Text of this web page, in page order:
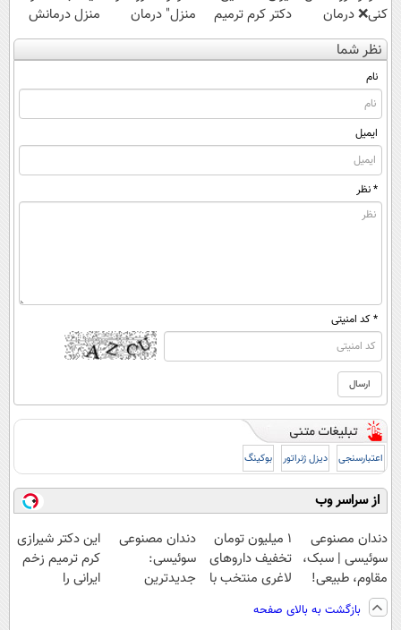
کنی❌ درمان
بدون جراحی و
قرص
(پرسشنامه)
دکتر کرم ترمیم
کننده 23 روزه
ساخت!
منزل" درمان
کنی؟ (◂فیلم +
◂پرسش‌نامه)
منزل درمانش
کن
(◀پرسش‌نامه)
نظر شما
نام
ایمیل
* نظر
* کد امنیتی
اعتبارسنجی دیزل ژنراتور بوکینگ
از سراسر وب
دندان مصنوعی
سوئیسی | سبک،
مقاوم، طبیعی!
ویزیت
رایگان+پرداخت
۱ میلیون تومان
تخفیف داروهای
لاغری منتخب با
داروخانه نزدیکت
دندان مصنوعی
سوئیسی:
جدیدترین
این دکتر شیرازی
کرم ترمیم زخم
ایرانی را
بازگشت به بالای صفحه